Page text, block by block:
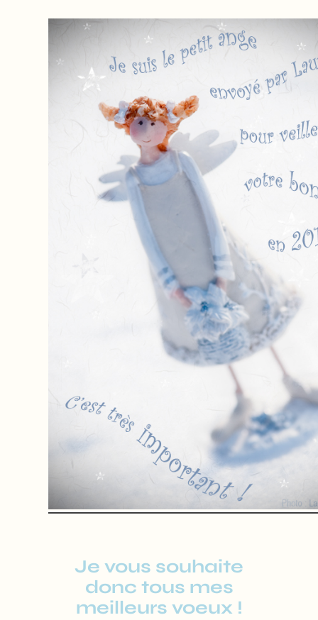
Je vous souhaite
donc tous mes
meilleurs voeux !